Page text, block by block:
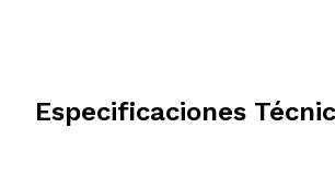
Especificaciones